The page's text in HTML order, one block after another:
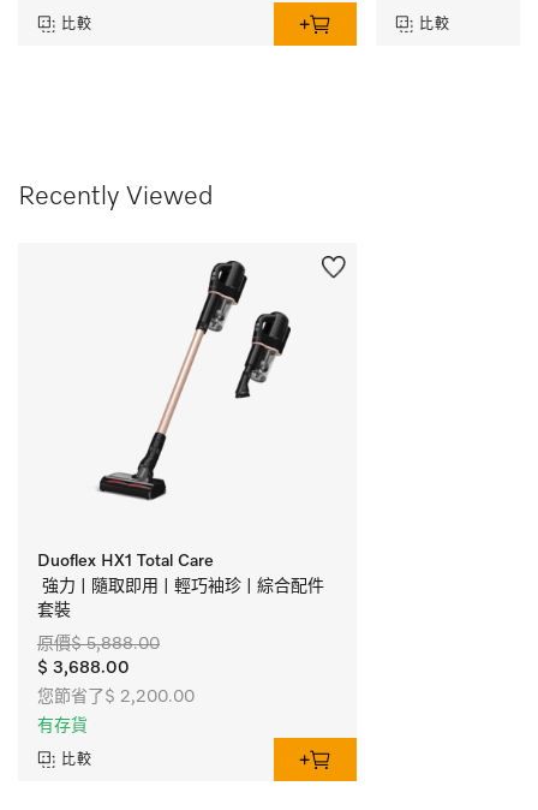
比較 比較
Recently Viewed
Duoflex HX1 Total Care
強力 | 隨取即用 | 輕巧袖珍 | 綜合配件
套裝
原價$ 5,888.00
$ 3,688.00
您節省了$ 2,200.00
有存貨
比較